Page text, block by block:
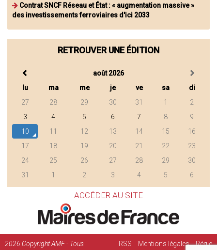
Contrat SNCF Réseau et État : « augmentation massive »
des investissements ferroviaires d'ici 2033
RETROUVER UNE ÉDITION
août 2026
lu
ma me je ve sa
di
27
28 29 30 31 1
2
3
4 5 6 7 8
9
10
11 12 13 14 15
16
17
18 19 20 21 22
23
24
25 26 27 28 29
30
31
1 2 3 4 5 6
ACCÉDER AU SITE
2026 Copyright AMF - Tous
RSS Mentions légales
Régie